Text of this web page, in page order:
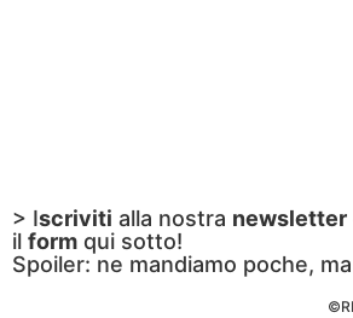
> Iscriviti alla nostra newsletter
il form qui sotto!
Spoiler: ne mandiamo poche,